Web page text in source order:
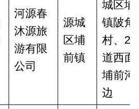
河源春
沐源旅
游有限
公司
源城
区埔
前镇
城区埔
镇陂角
村、
道西面
埔前河
边